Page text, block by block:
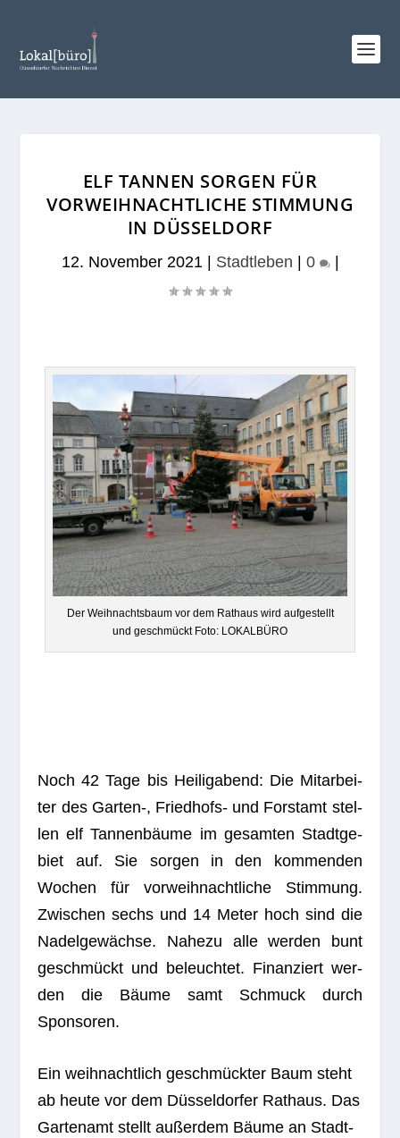
ELF TANNEN SORGEN FÜR
VORWEIHNACHTLICHE STIMMUNG
IN DÜSSELDORF
12. November 2021| Stadtleben 0 |
Der Weih­nachts­baum vor dem Rat­haus wird auf­ge­stellt
und geschmückt Foto: LOKALBÜRO
Noch 42 Tage bis Hei­lig­abend: Die Mit­ar­bei­
ter des Garten‑, Fried­hofs- und Forst­amt stel­
len elf Tan­nen­bäume im gesam­ten Stadt­ge­
biet auf. Sie sor­gen in den kom­men­den
Wochen für vor­weih­nacht­li­che Stim­mung.
Zwi­schen sechs und 14 Meter hoch sind die
Nadel­ge­wächse. Nahezu alle wer­den bunt
geschmückt und beleuch­tet. Finan­ziert wer­
den die Bäume samt Schmuck durch
Sponsoren.
Ein weih­nacht­lich geschmück­ter Baum steht
ab heute vor dem Düs­sel­dor­fer Rat­haus. Das
Gar­ten­amt stellt außer­dem Bäume an Stadt­